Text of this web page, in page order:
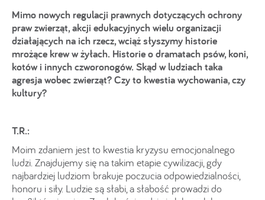
Mimo nowych regulacji prawnych dotyczących ochrony
praw zwierząt, akcji edukacyjnych wielu organizacji
działających na ich rzecz, wciąż słyszymy historie
mrożące krew w żyłach. Historie o dramatach psów, koni,
kotów i innych czworonogów. Skąd w ludziach taka
agresja wobec zwierząt? Czy to kwestia wychowania, czy
kultury?
T.R.:
Moim zdaniem jest to kwestia kryzysu emocjonalnego
ludzi. Znajdujemy się na takim etapie cywilizacji, gdy
najbardziej ludziom brakuje poczucia odpowiedzialności,
honoru i siły. Ludzie są słabi, a słabość prowadzi do